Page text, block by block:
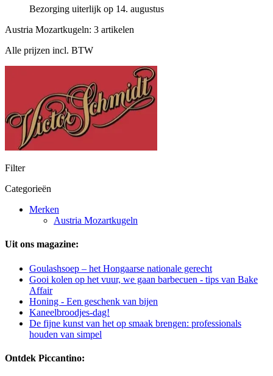
Bezorging uiterlijk op 14. augustus
Austria Mozartkugeln: 3 artikelen
Alle prijzen incl. BTW
Filter
Categorieën
Merken
Austria Mozartkugeln
Uit ons magazine:
Goulashsoep – het Hongaarse nationale gerecht
Gooi kolen op het vuur, we gaan barbecuen - tips van Bake
Affair
Honing - Een geschenk van bijen
Kaneelbroodjes-dag!
De fijne kunst van het op smaak brengen: professionals
houden van simpel
Ontdek Piccantino: